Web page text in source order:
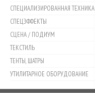
СПЕЦИАЛИЗИРОВАННАЯ ТЕХНИКА
СПЕЦЭФФЕКТЫ
СЦЕНА / ПОДИУМ
ТЕКСТИЛЬ
ТЕНТЫ, ШАТРЫ
УТИЛИТАРНОЕ ОБОРУДОВАНИЕ